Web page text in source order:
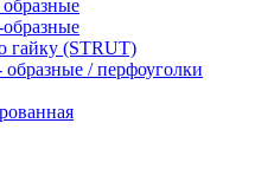
гайку (STRUT)
/ перфоуголки